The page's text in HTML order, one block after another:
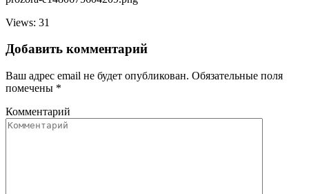
Views: 31
Добавить комментарий
Ваш адрес email не будет опубликован. Обязательные поля
помечены *
Комментарий